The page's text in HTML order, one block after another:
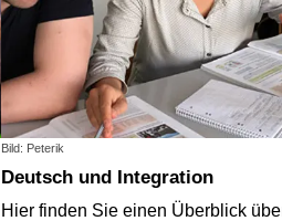
Bild: Peterik
Deutsch und Integration
Hier finden Sie einen Überblick